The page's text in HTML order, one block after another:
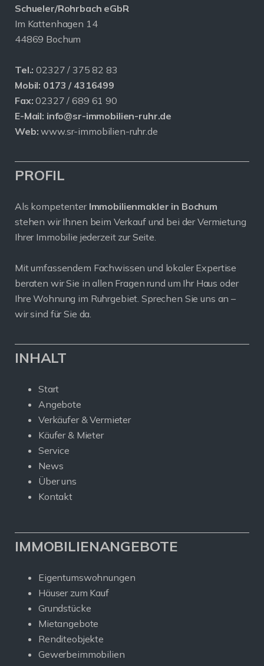
Schueler/Rohrbach eGbR
Im Kattenhagen 14
44869 Bochum
Tel.: 02327 / 375 82 83
Mobil: 0173 / 4316499
Fax: 02327 / 689 61 90
E-Mail: info@sr-immobilien-ruhr.de
Web: www.sr-immobilien-ruhr.de
PROFIL
Als kompetenter Immobilienmakler in Bochum
stehen wir Ihnen beim Verkauf und bei der Vermietung
Ihrer Immobilie jederzeit zur Seite.
Mit umfassendem Fachwissen und lokaler Expertise
beraten wir Sie in allen Fragen rund um Ihr Haus oder
Ihre Wohnung im Ruhrgebiet. Sprechen Sie uns an –
wir sind für Sie da.
INHALT
Start
Angebote
Verkäufer & Vermieter
Käufer & Mieter
Service
News
Über uns
Kontakt
IMMOBILIENANGEBOTE
Eigentumswohnungen
Häuser zum Kauf
Grundstücke
Mietangebote
Renditeobjekte
Gewerbeimmobilien